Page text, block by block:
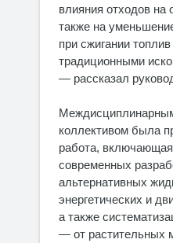
влияния отходов
также на
при сжигании
традиционными
— рассказал
коллективом была
работа,
современных
альтернативных
энергетических и
а также
— от растительных